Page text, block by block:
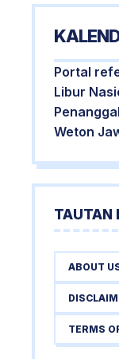
Portal
Libur
Weton
TAUTAN
ABOUT
TERMS